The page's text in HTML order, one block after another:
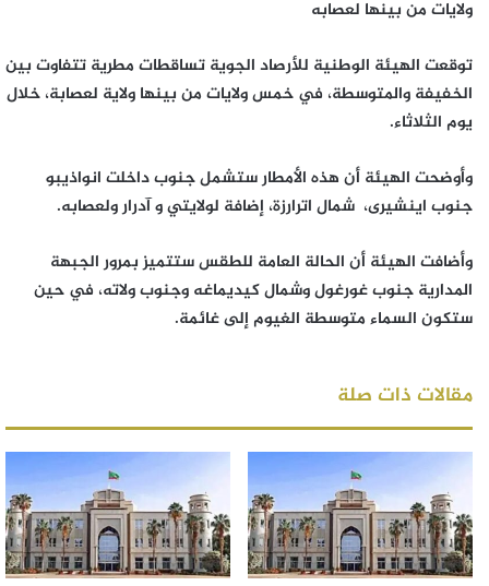
ولايات من بينها لعصابه
توقعت الهيئة الوطنية للأرصاد الجوية تساقطات مطرية تتفاوت بين
الخفيفة والمتوسطة، في خمس ولايات من بينها ولاية لعصابة، خلال
يوم الثلاثاء.
وأوضحت الهيئة أن هذه الأمطار ستشمل جنوب داخلت انواذيبو
جنوب اينشيرى، شمال اترارزة، إضافة لولايتي و آدرار ولعصابه.
وأضافت الهيئة أن الحالة العامة للطقس ستتميز بمرور الجبهة
المدارية جنوب غورغول وشمال كيديماغه وجنوب ولاته، في حين
ستكون السماء متوسطة الغيوم إلى غائمة.
مقالات ذات صلة